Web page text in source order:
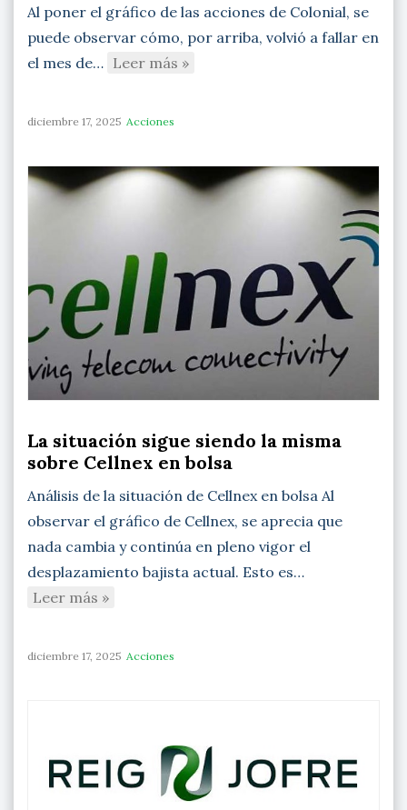
Al poner el gráfico de las acciones de Colonial, se
puede observar cómo, por arriba, volvió a fallar en
el mes de… Leer más »
diciembre 17, 2025 Acciones
La situación sigue siendo la misma
sobre Cellnex en bolsa
Análisis de la situación de Cellnex en bolsa Al
observar el gráfico de Cellnex, se aprecia que
nada cambia y continúa en pleno vigor el
desplazamiento bajista actual. Esto es…
Leer más »
diciembre 17, 2025 Acciones